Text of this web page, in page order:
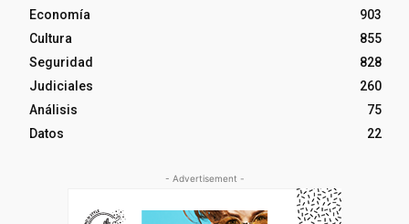
Economía
903
Cultura
855
Seguridad
828
Judiciales
260
Análisis
75
Datos
22
- Advertisement -